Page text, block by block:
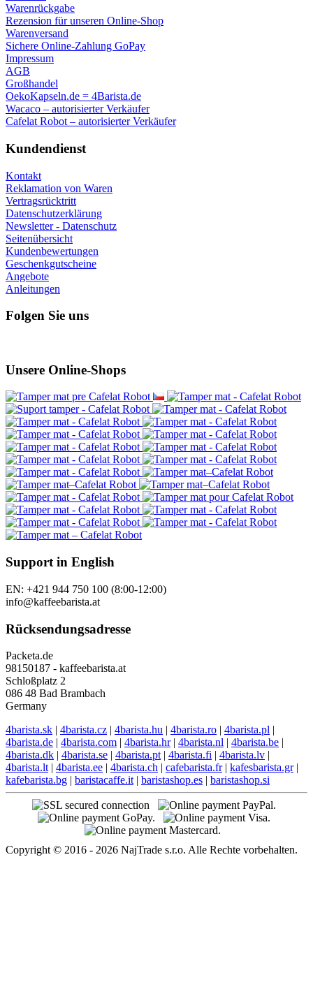
Warenrückgabe
Rezension für unseren Online-Shop
Warenversand
Sichere Online-Zahlung GoPay
Impressum
AGB
Großhandel
OekoKapseln.de = 4Barista.de
Wacaco – autorisierter Verkäufer
Cafelat Robot – autorisierter Verkäufer
Kundendienst
Kontakt
Reklamation von Waren
Vertragsrücktritt
Datenschutzerklärung
Newsletter - Datenschutz
Seitenübersicht
Kundenbewertungen
Geschenkgutscheine
Angebote
Anleitungen
Folgen Sie uns
Unsere Online-Shops
Support in English
EN: +421 944 750 100 (8:00-12:00)
info@kaffeebarista.at
Rücksendungsadresse
Packeta.de
98150187 - kaffeebarista.at
Schloßplatz 2
086 48 Bad Brambach
Germany
4barista.sk | 4barista.cz | 4barista.hu | 4barista.ro | 4barista.pl |
4barista.de | 4barista.com | 4barista.hr| 4barista.nl | 4barista.be |
4barista.dk | 4barista.se | 4barista.pt | 4barista.fi | 4barista.lv |
4barista.lt | 4barista.ee | 4barista.ch | cafebarista.fr| kafesbarista.gr|
kafebarista.bg | baristacaffe.it | baristashop.es | baristashop.si
Copyright © 2016 - 2026 NajTrade s.r.o. Alle Rechte vorbehalten.